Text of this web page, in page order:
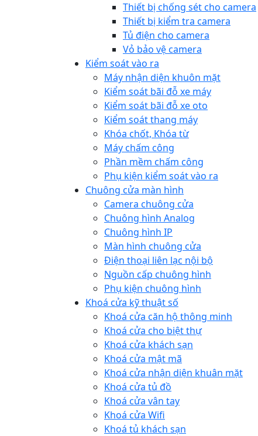
Thiết bị chống sét cho camera
Thiết bị kiểm tra camera
Tủ điện cho camera
Vỏ bảo vệ camera
Kiểm soát vào ra
Máy nhận diện khuôn mặt
Kiểm soát bãi đỗ xe máy
Kiểm soát bãi đỗ xe oto
Kiểm soát thang máy
Khóa chốt, Khóa từ
Máy chấm công
Phần mềm chấm công
Phụ kiện kiểm soát vào ra
Chuông cửa màn hình
Camera chuông cửa
Chuông hình Analog
Chuông hình IP
Màn hình chuông cửa
Điện thoại liên lạc nội bộ
Nguồn cấp chuông hình
Phụ kiện chuông hình
Khoá cửa kỹ thuật số
Khoá cửa căn hộ thông minh
Khoá cửa cho biệt thự
Khoá cửa khách sạn
Khoá cửa mật mã
Khoá cửa nhận diện khuân mặt
Khoá cửa tủ đồ
Khoá cửa vân tay
Khoá cửa Wifi
Khoá tủ khách sạn